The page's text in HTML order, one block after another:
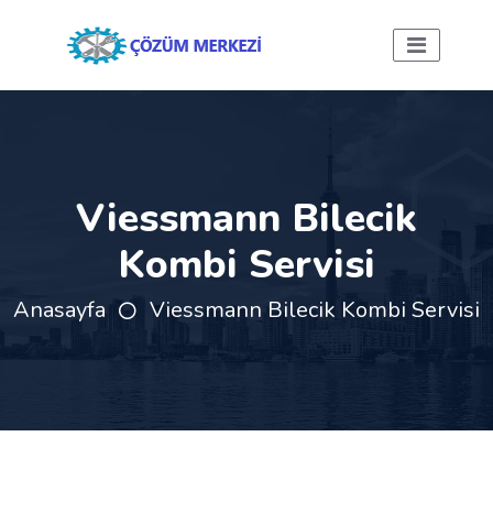
Viessmann Bilecik
Kombi Servisi
Anasayfa Viessmann Bilecik Kombi Servisi